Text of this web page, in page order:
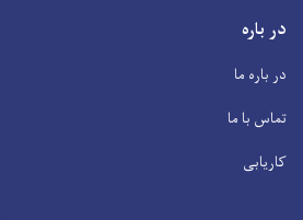
در باره
در باره ما
تماس با ما
کاریابی